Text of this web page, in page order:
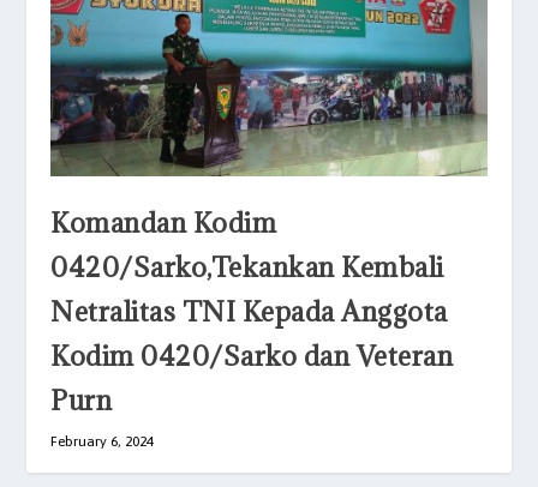
Komandan Kodim
0420/Sarko,Tekankan Kembali
Netralitas TNI Kepada Anggota
Kodim 0420/Sarko dan Veteran
Purn
February 6, 2024